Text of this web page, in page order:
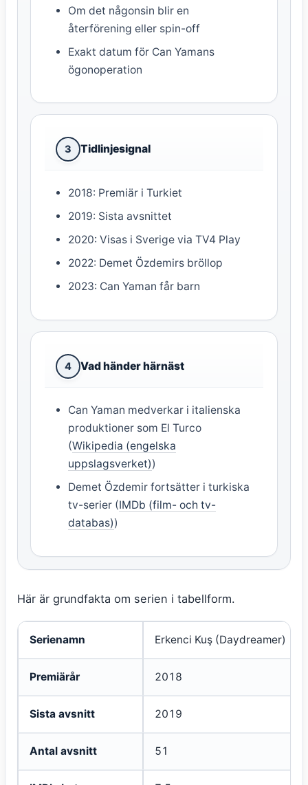
Om det någonsin blir en
återförening eller spin-off
Exakt datum för Can Yamans
ögonoperation
3 Tidlinjesignal
2018: Premiär i Turkiet
2019: Sista avsnittet
2020: Visas i Sverige via TV4 Play
2022: Demet Özdemirs bröllop
2023: Can Yaman får barn
4 Vad händer härnäst
Can Yaman medverkar i italienska
produktioner som El Turco
(Wikipedia (engelska
uppslagsverket))
Demet Özdemir fortsätter i turkiska
tv-serier (IMDb (film- och tv-
databas))
Här är grundfakta om serien i tabellform.
Grundfakta om Erkenci Kuş
Serienamn Erkenci Kuş (Daydreamer)
Premiärår 2018
Sista avsnitt 2019
Antal avsnitt 51